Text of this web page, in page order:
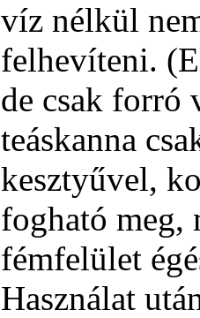
víz nélkül
felhevíteni.
de csak forró
teáskanna
kesztyűvel,
fogható meg,
fémfelület
Használat